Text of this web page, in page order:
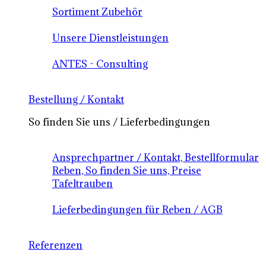
Sortiment Zubehör
Unsere Dienstleistungen
ANTES - Consulting
Bestellung / Kontakt
So finden Sie uns / Lieferbedingungen
Ansprechpartner / Kontakt, Bestellformular
Reben, So finden Sie uns, Preise
Tafeltrauben
Lieferbedingungen für Reben / AGB
Referenzen